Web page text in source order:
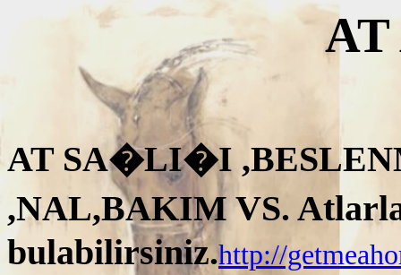
AT SA�LI�I
,NAL,BAKIM VS.
bulabilirsiniz.http://